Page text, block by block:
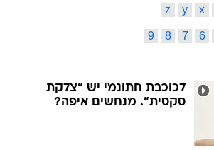
x
y
z
6
7
8
9
לכוכבת חתונמי יש "צלקת
סקסית". מנחשים איפה?